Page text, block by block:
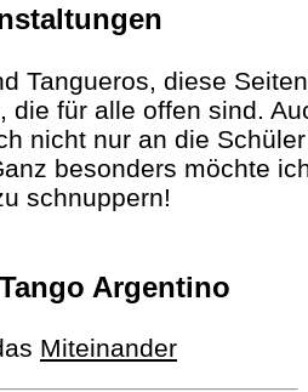
Tangueros, diese
die für alle offen sind.
nicht nur an die
besonders möchte
schnuppern!
Argentino
Miteinander